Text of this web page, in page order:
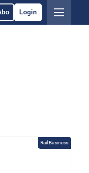
Login
Rail Business